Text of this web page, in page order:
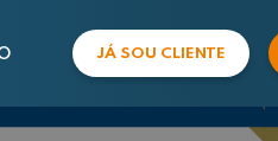
JÁ SOU CLIENTE